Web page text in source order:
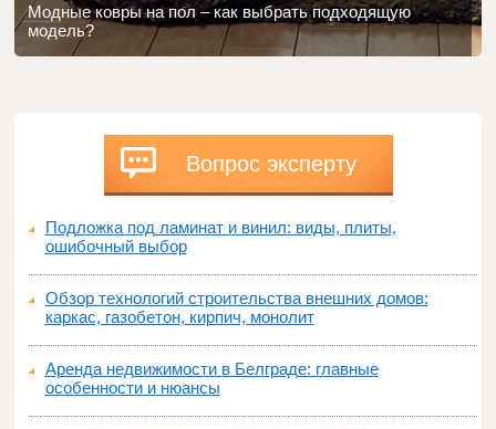
Модные ковры на пол – как выбрать подходящую
модель?
Вопрос эксперту
Подложка под ламинат и винил: виды, плиты,
ошибочный выбор
Обзор технологий строительства внешних домов:
каркас, газобетон, кирпич, монолит
Аренда недвижимости в Белграде: главные
особенности и нюансы